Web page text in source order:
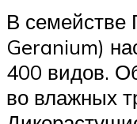
В семействе
Geranium)
400 видов.
во влажных